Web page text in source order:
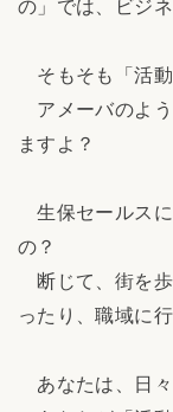
の」では、ビジ
そもそも「活動
アメーバのよ
ますよ？
生保セールス
の？
断じて、街を
ったり、職域に
あなたは、日々